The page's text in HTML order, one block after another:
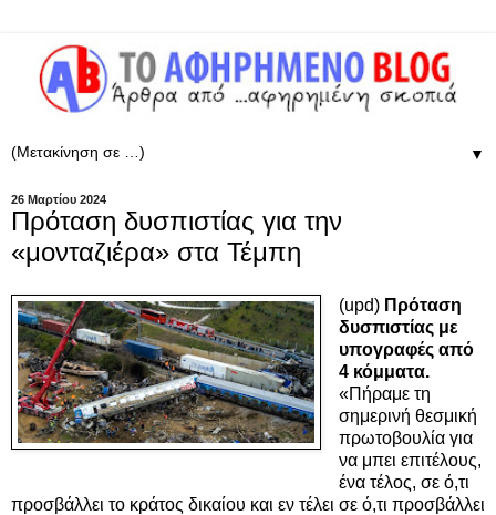
▼
26 Μαρτίου 2024
Πρόταση δυσπιστίας για την
«μονταζιέρα» στα Τέμπη
(upd)Πρόταση
δυσπιστίας με
υπογραφές από
4 κόμματα.
«Πήραμε τη
σημερινή θεσμική
πρωτοβουλία για
να μπει επιτέλους,
ένα τέλος, σε ό,τι
προσβάλλει το κράτος δικαίου και εν τέλει σε ό,τι προσβάλλει